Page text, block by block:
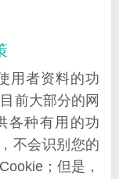
用者资料的功
前大部分的网
各种有用的功
不会识别您的
；但是，